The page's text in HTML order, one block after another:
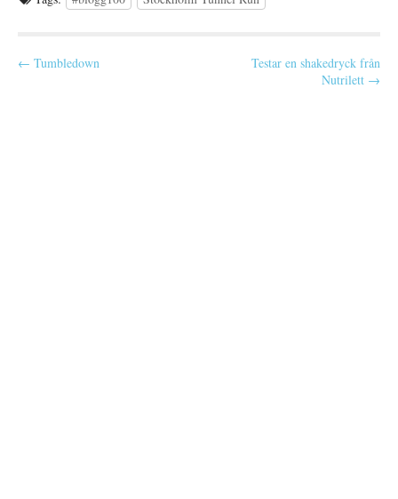
P
← Tumbledown
Testar en shakedryck från
Nutrilett →